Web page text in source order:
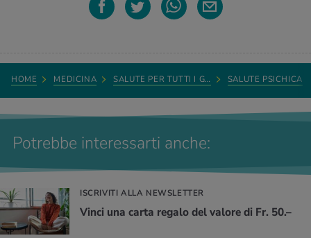
HOME MEDICINA SALUTE PER TUTTI I G… SALUTE PSICHICA
Potrebbe interessarti anche:
ISCRIVITI ALLA NEWSLETTER
Vinci una carta regalo del valore di Fr. 50.–